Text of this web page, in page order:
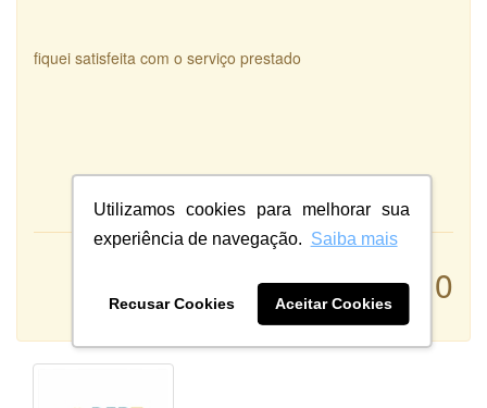
Utilizamos cookies para melhorar sua
experiência de navegação. Saiba mais
Recusar Cookies Aceitar Cookies
fiquei satisfeita com o serviço prestado
10
Qualidade:
Sistema: